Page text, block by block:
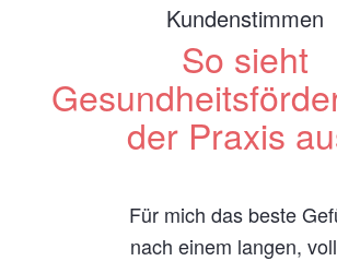
Kundenstimmen
So sieht
der Praxis
Für mich das beste
nach einem langen,